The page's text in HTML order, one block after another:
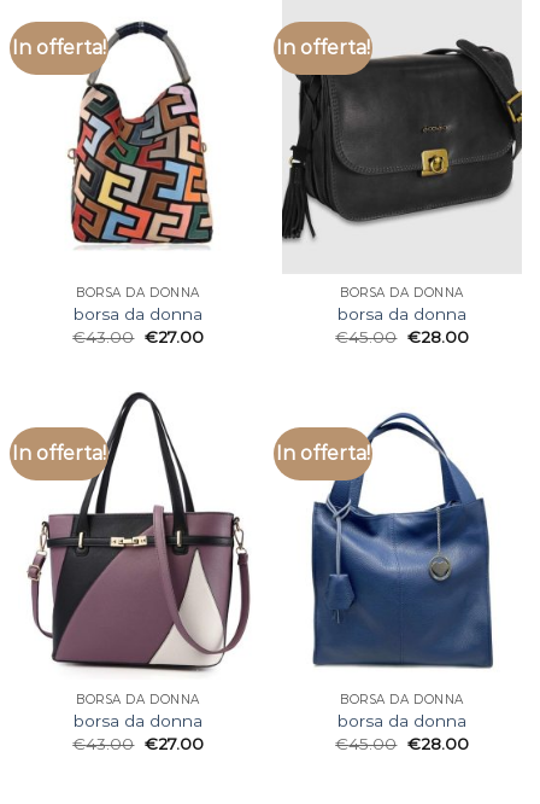
In offerta!
BORSA DA DONNA
borsa da donna
€43.00 €27.00
In offerta!
BORSA DA DONNA
borsa da donna
€45.00 €28.00
In offerta!
BORSA DA DONNA
borsa da donna
€43.00 €27.00
In offerta!
BORSA DA DONNA
borsa da donna
€45.00 €28.00